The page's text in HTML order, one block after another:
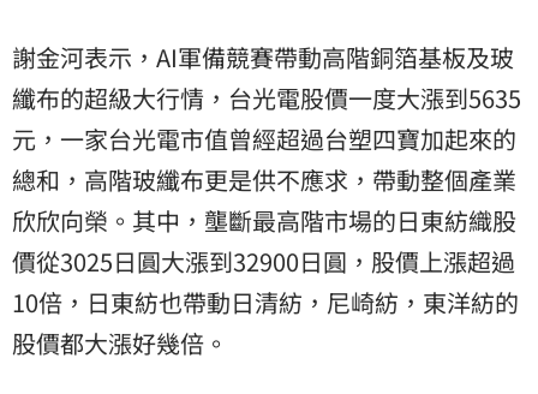
謝金河表示，AI軍備競賽帶動高階銅箔基板及玻
纖布的超級大行情，台光電股價一度大漲到5635
元，一家台光電市值曾經超過台塑四寶加起來的
總和，高階玻纖布更是供不應求，帶動整個產業
欣欣向榮。其中，壟斷最高階市場的日東紡織股
價從3025日圓大漲到32900日圓，股價上漲超過
10倍，日東紡也帶動日清紡，尼崎紡，東洋紡的
股價都大漲好幾倍。